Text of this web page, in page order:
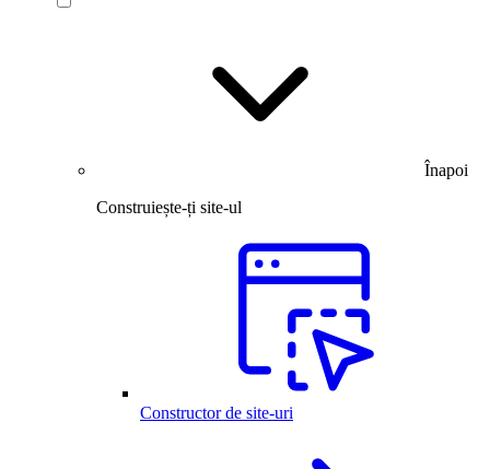
Înapoi
Construiește-ți site-ul
Constructor de site-uri